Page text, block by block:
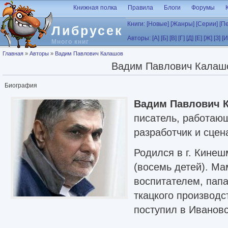
Перейти к основному содержанию
Либрусек
Много книг
Книжная полка Правила Блоги Форумы
Книги: [Новые] [Жанры] [Серии]
Авторы: [А] [Б] [В] [Г] [Д] [Е] [Ж] [З]
Вы здесь
Главная » Авторы » Вадим Павлович Калашов
Вадим Павлович
Биография
Вадим Павлович
писатель,
разработчик и
Родился в г.
(восемь детей).
воспитателем,
ткацкого
поступил в